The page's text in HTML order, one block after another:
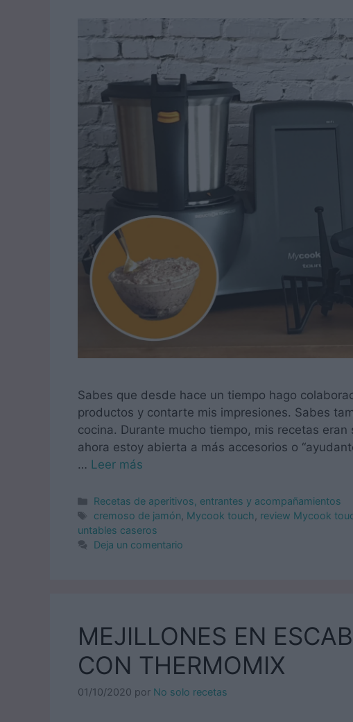
Sabes que desde hace un tiempo hago
productos y contarte mis impresiones. Sabes
cocina. Durante mucho tiempo, mis recetas
ahora estoy abierta a más accesorios o
… Leer más
Categorías
Recetas de aperitivos, entrantes y acompañamientos
Etiquetas
cremoso de jamón Mycook touch review Mycook
untables caseros
Deja un comentario
MEJILLONES EN
CON THERMOMIX
01/10/2020 por No solo recetas